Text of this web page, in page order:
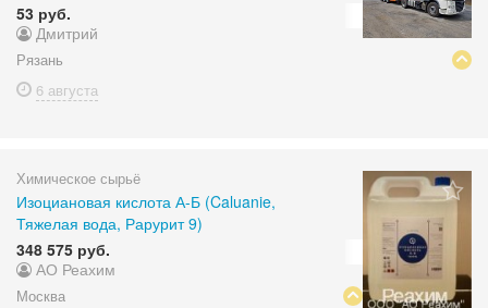
53 руб.
Дмитрий
Рязань
6 августа
Химическое сырьё
Изоциановая кислота А-Б (Caluanie,
Тяжелая вода, Рарурит 9)
348 575 руб.
АО Реахим
Москва